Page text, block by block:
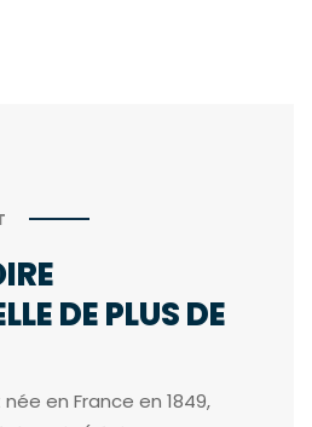
DE PLUS DE
en France en 1849,